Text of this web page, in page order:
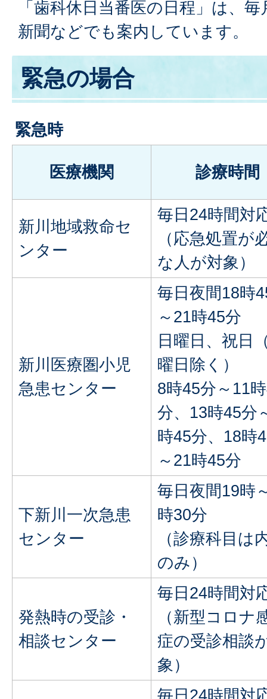
「歯科休日当番医の日程」は、
新聞などでも案内しています。
緊急の場合
緊急時
医療機関 診療時間
新川地域救命セ
ンター
毎日24時間対
（応急処置が
な人が対象）
新川医療圏小児
急患センター
毎日夜間18時
～21時45分
日曜日、祝日
曜日除く）
8時45分～11
分、13時45分
時45分、18時
～21時45分
下新川一次急患
センター
毎日夜間19時
時30分
（診療科目は
のみ）
発熱時の受診・
相談センター
毎日24時間対
（新型コロナ
症の受診相談
象）
毎日24時間対